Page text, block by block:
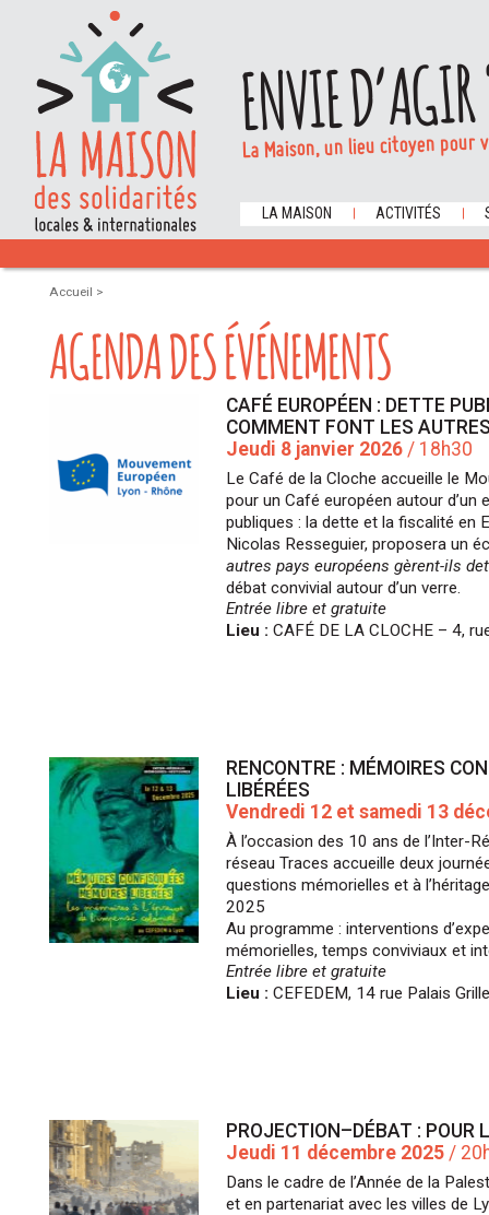
ENVIE
La Maison, un lieu citoyen
LA MAISON ACTIVITÉS
Accueil >
AGENDA DES ÉVÉNEMENTS
CAFÉ EUROPÉEN : DETTE
COMMENT FONT LES
Jeudi 8 janvier 2026 / 18h30
Le Café de la Cloche accueille le
pour un Café européen autour d’un
publiques : la dette et la fiscalité en
Nicolas Resseguier, proposera un
autres pays européens gèrent-ils
débat convivial autour d’un verre.
Entrée libre et gratuite
Lieu : CAFÉ DE LA CLOCHE – 4,
RENCONTRE : MÉMOIRES
LIBÉRÉES
Vendredi 12 et samedi 13
À l’occasion des 10 ans de l’Inter-
réseau Traces accueille deux
questions mémorielles et à
2025
Au programme : interventions
mémorielles, temps conviviaux et
Entrée libre et gratuite
Lieu : CEFEDEM, 14 rue Palais
PROJECTION–DÉBAT : POUR
Jeudi 11 décembre 2025 /
Dans le cadre de l’Année de la
et en partenariat avec les villes de